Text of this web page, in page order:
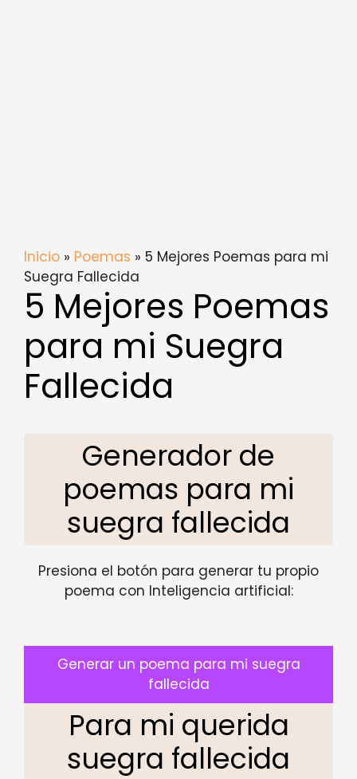
Inicio » Poemas » 5 Mejores Poemas para mi
Suegra Fallecida
5 Mejores Poemas
para mi Suegra
Fallecida
Generador de
poemas para mi
suegra fallecida
Presiona el botón para generar tu propio
poema con Inteligencia artificial:
Generar un poema para mi suegra
fallecida
Para mi querida
suegra fallecida